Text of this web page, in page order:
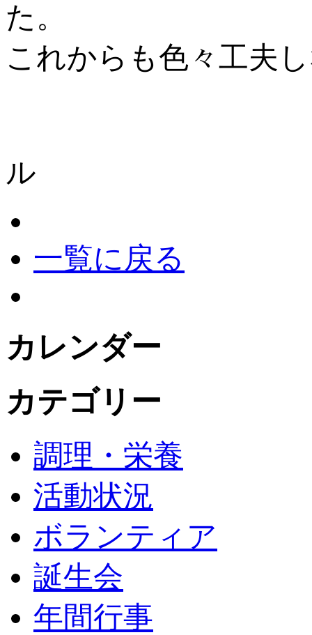
た。
これからも色々工夫
ル
一覧に戻る
カレンダー
カテゴリー
調理・栄養
活動状況
ボランティア
誕生会
年間行事